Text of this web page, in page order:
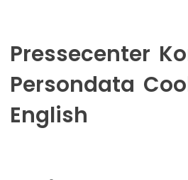
Pressecenter
Persondata
English